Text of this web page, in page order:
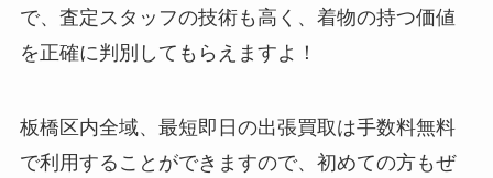
で、査定スタッフの技術も高く、着物の持つ価値
を正確に判別してもらえますよ！
板橋区内全域、最短即日の出張買取は手数料無料
で利用することができますので、初めての方もぜ